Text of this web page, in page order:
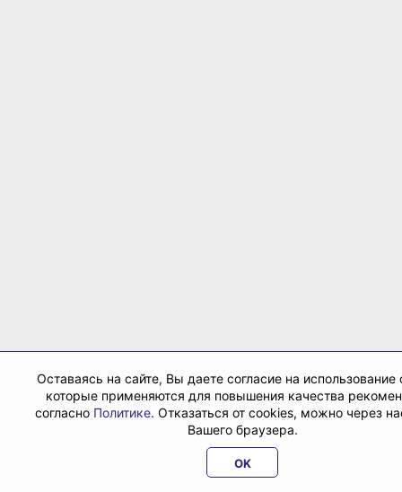
Оставаясь на сайте, Вы даете согласие на использование
которые применяются для повышения качества
согласно Политике. Отказаться от cookies, можно через
Вашего браузера.
OK